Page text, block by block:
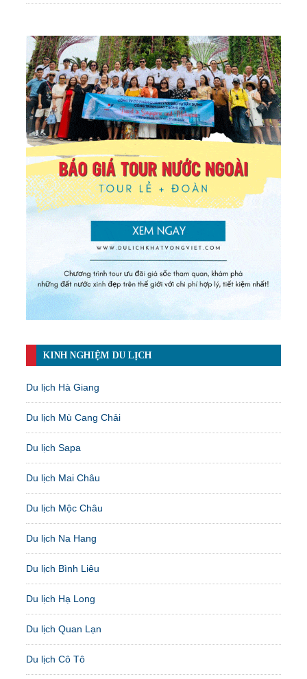
KINH NGHIỆM DU LỊCH
Du lịch Hà Giang
Du lịch Mù Cang Chải
Du lịch Sapa
Du lịch Mai Châu
Du lịch Mộc Châu
Du lịch Na Hang
Du lịch Bình Liêu
Du lịch Hạ Long
Du lịch Quan Lạn
Du lịch Cô Tô